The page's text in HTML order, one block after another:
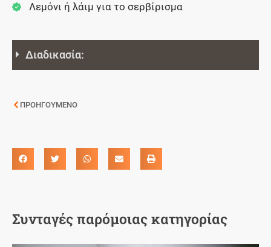
Λεμόνι ή λάιμ για το σερβίρισμα
Διαδικασία:
ΠΡΟΗΓΟΥΜΕΝΟ
Συνταγές παρόμοιας κατηγορίας